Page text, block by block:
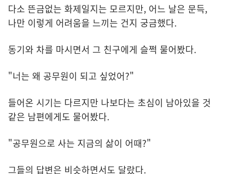
다소 뜬금없는 화제일지는 모르지만, 어느 날은 문득,
나만 이렇게 어려움을 느끼는 건지 궁금했다.
동기와 차를 마시면서 그 친구에게 슬쩍 물어봤다.
"너는 왜 공무원이 되고 싶었어?"
들어온 시기는 다르지만 나보다는 초심이 남아있을 것
같은 남편에게도 물어봤다.
"공무원으로 사는 지금의 삶이 어때?"
그들의 답변은 비슷하면서도 달랐다.